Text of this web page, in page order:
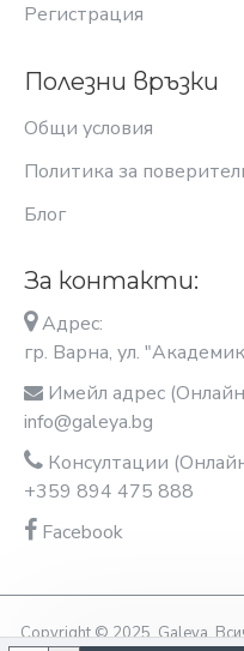
Регистрация
Полезни връзки
Общи условия
Политика за
Блог
За контакти:
Адрес:
гр. Варна, ул.
Имейл адрес
info@galeya.bg
Консултации
+359 894 475 888
Facebook
Copyright © 2025, Galeya,